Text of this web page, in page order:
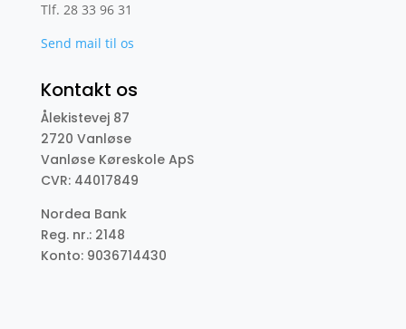
Tlf. 28 33 96 31
Send mail til os
Kontakt os
Ålekistevej 87
2720 Vanløse
Vanløse Køreskole ApS
CVR: 44017849
Nordea Bank
Reg. nr.: 2148
Konto: 9036714430